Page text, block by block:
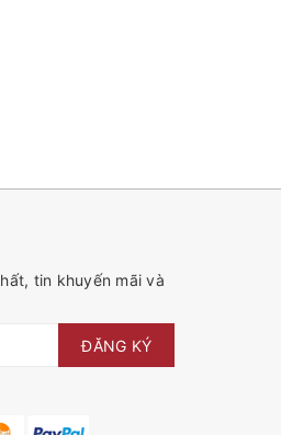
tin khuyến mãi và
ĐĂNG KÝ